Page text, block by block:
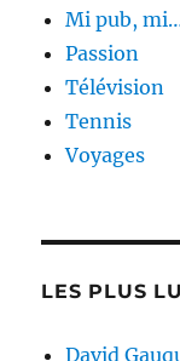
Mi pub,
Passion
Télévision
Tennis
Voyages
LES PLUS
David